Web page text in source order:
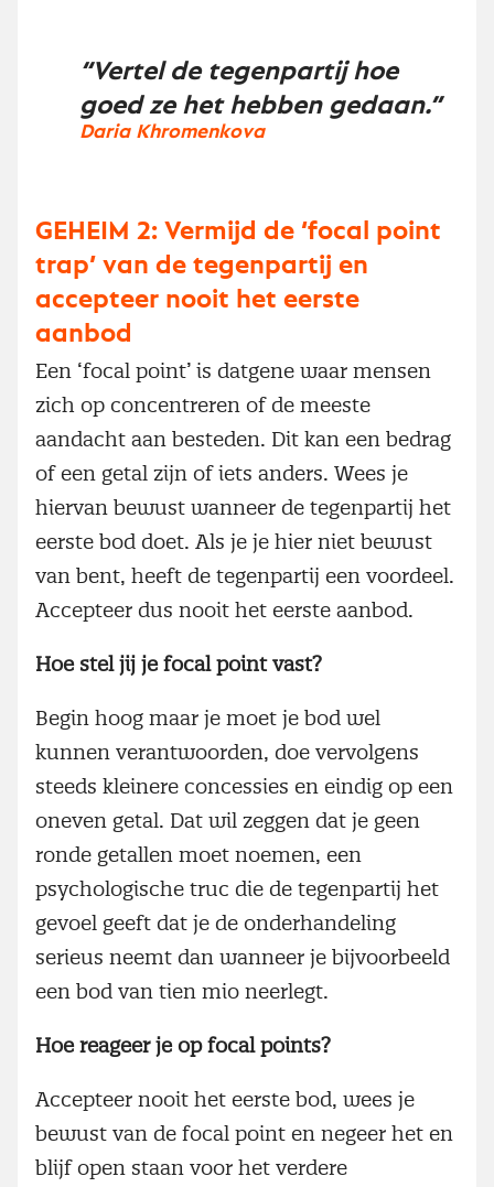
“Vertel de tegenpartij hoe
goed ze het hebben gedaan.”
Daria Khromenkova
GEHEIM 2: Vermijd de ‘focal point
trap’ van de tegenpartij en
accepteer nooit het eerste
aanbod
Een ‘focal point’ is datgene waar mensen
zich op concentreren of de meeste
aandacht aan besteden. Dit kan een bedrag
of een getal zijn of iets anders. Wees je
hiervan bewust wanneer de tegenpartij het
eerste bod doet. Als je je hier niet bewust
van bent, heeft de tegenpartij een voordeel.
Accepteer dus nooit het eerste aanbod.
Hoe stel jij je focal point vast?
Begin hoog maar je moet je bod wel
kunnen verantwoorden, doe vervolgens
steeds kleinere concessies en eindig op een
oneven getal. Dat wil zeggen dat je geen
ronde getallen moet noemen, een
psychologische truc die de tegenpartij het
gevoel geeft dat je de onderhandeling
serieus neemt dan wanneer je bijvoorbeeld
een bod van tien mio neerlegt.
Hoe reageer je op focal points?
Accepteer nooit het eerste bod, wees je
bewust van de focal point en negeer het en
blijf open staan voor het verdere